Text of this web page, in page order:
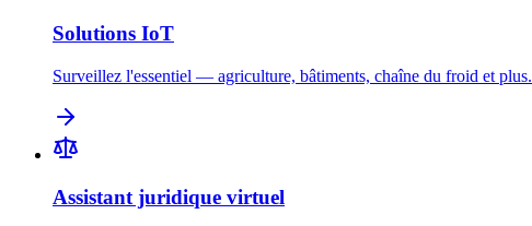
Solutions IoT
Surveillez l'essentiel — agriculture, bâtiments, chaîne du froid et plus.
Assistant juridique virtuel